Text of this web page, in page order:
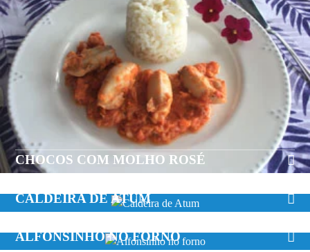
CHOCOS COM MOLHO ROSÉ
CALDEIRA DE ATUM
ALFONSINHO NO FORNO